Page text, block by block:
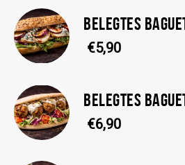
BELEGTES
€5,90
BELEGTES
€6,90